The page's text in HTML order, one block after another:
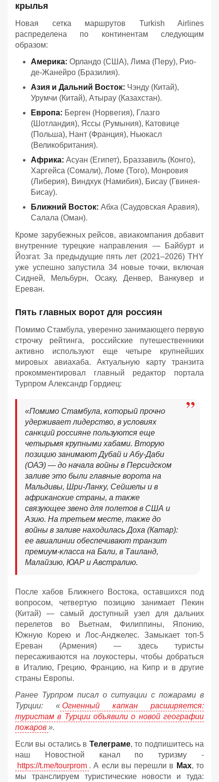
крылья
Новая сетка маршрутов Turkish Airlines
распределена по континентам следующим
образом:
Америка: Орландо (США), Лима (Перу), Рио-
де-Жанейро (Бразилия).
Азия и Дальний Восток: Чэнду (Китай),
Урумчи (Китай), Атырау (Казахстан).
Европа: Берген (Норвегия), Глазго
(Шотландия), Яссы (Румыния), Катовице
(Польша), Нант (Франция), Ньюкасл
(Великобритания).
Африка: Асуан (Египет), Браззавиль (Конго),
Харгейса (Сомали), Ломе (Того), Монровия
(Либерия), Виндхук (Намибия), Бисау (Гвинея-
Бисау).
Ближний Восток: Абха (Саудовская Аравия),
Салала (Оман).
Кроме зарубежных рейсов, авиакомпания добавит
внутренние турецкие направления — Байбурт и
Йозгат. За предыдущие пять лет (2021–2026) THY
уже успешно запустила 34 новые точки, включая
Сидней, Мельбурн, Осаку, Денвер, Ванкувер и
Ереван.
Пять главных ворот для россиян
Помимо Стамбула, уверенно занимающего первую
строчку рейтинга, российские путешественники
активно используют еще четыре крупнейших
мировых авиахаба. Актуальную карту транзита
прокомментировал главный редактор портала
Турпром Александр Гордиец:
«Помимо Стамбула, который прочно
удерживает лидерство, в условиях
санкций россияне пользуются еще
четырьмя крупными хабами. Вторую
позицию занимают Дубай и Абу-Даби
(ОАЭ) — до начала войны в Персидском
заливе это были главные ворота на
Мальдивы, Шри-Ланку, Сейшелы и в
африканские страны, а также
связующее звено для полетов в США и
Азию. На третьем месте, также до
войны в заливе находилась Доха (Катар):
ее авиалинии обеспечивают транзит
премиум-класса на Бали, в Таиланд,
Малайзию, ЮАР и Австралию.
После хабов Ближнего Востока, оставшихся под
вопросом, четвертую позицию занимает Пекин
(Китай) — самый доступный узел для дальних
перелетов во Вьетнам, Филиппины, Японию,
Южную Корею и Лос-Анджелес. Замыкает топ-5
Ереван (Армения) — здесь туристы
пересаживаются на лоукостеры, чтобы добраться
в Италию, Грецию, Францию, на Кипр и в другие
страны Европы.
Ранее Турпром писал о ситуации с пожарами в
Турции: « Огненный капкан расширяется:
туристам в Турции объявили о новой географии
пожаров ».
Если вы остались в Телеграме, то подпишитесь на
наш Новостной канал по туризму -
https://t.me/tourprom . А если вы перешли в Мах, то
мы транслируем туристические новости и туда: